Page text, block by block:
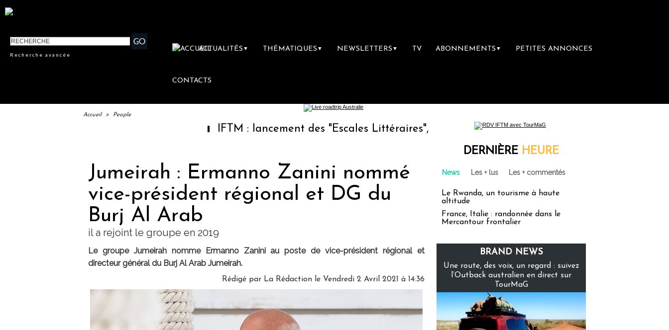
Recherche avancée
ACTUALITÉS ▼ THÉMATIQUES ▼ NEWSLETTERS ▼ TV ABONNEMENTS ▼ PETITES ANNONCES
CONTACTS
Accueil > People
IFTM : lancement des "Escales Littéraires", la première librairie du voyage
Jumeirah : Ermanno Zanini nommé
vice-président régional et DG du
Burj Al Arab
il a rejoint le groupe en 2019
Le groupe Jumeirah nomme Ermanno Zanini au poste de vice-président régional et
directeur général du Burj Al Arab Jumeirah.
Rédigé par La Rédaction le Vendredi 2 Avril 2021 à 14:36
DERNIÈRE HEURE
News Les + lus Les + commentés
Le Rwanda, un tourisme à haute
altitude
France, Italie : randonnée dans le
Mercantour frontalier
BRAND NEWS
Une route, des voix, un regard : suivez
l’Outback australien en direct sur
TourMaG